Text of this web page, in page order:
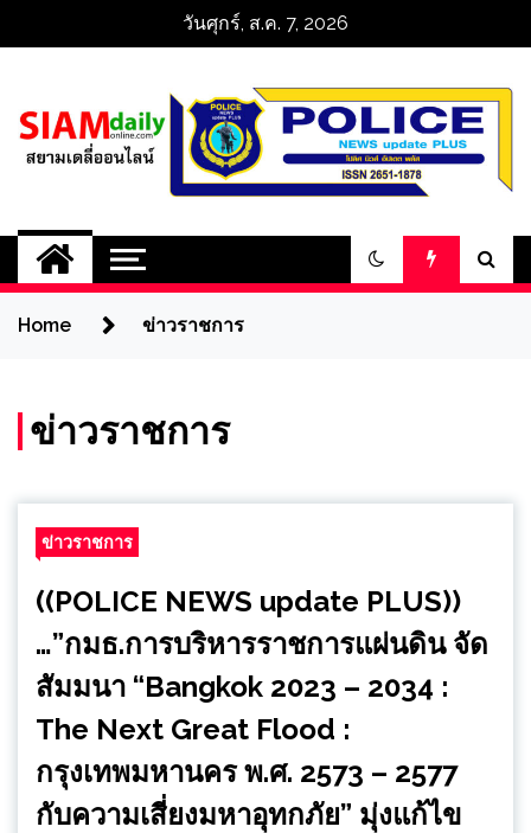
วันศุกร์, ส.ค. 7, 2026
สยามเดลี่ออนไลน์
SiamDailyOnline
Home ข่าวราชการ
ข่าวราชการ
ข่าวราชการ
((POLICE NEWS update PLUS))
…”กมธ.การบริหารราชการแผ่นดิน จัด
สัมมนา “Bangkok 2023 – 2034 :
The Next Great Flood :
กรุงเทพมหานคร พ.ศ. 2573 – 2577
กับความเสี่ยงมหาอุทกภัย” มุ่งแก้ไข